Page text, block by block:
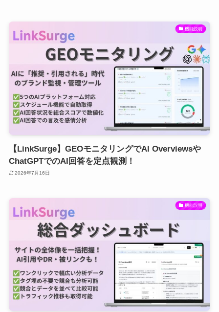
機能説明
【LinkSurge】GEOモニタリングでAI Overviewsや
ChatGPTでのAI回答を定点観測！
2026年7月16日
機能説明